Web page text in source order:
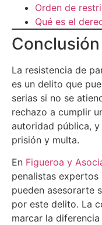
Orden de
Qué es el
Conclusión
La resistencia de
es un delito que
serias si no se
rechazo a cumplir
autoridad pública, y
prisión y multa.
En Figueroa y
penalistas
pueden asesorarte
por este delito. La
marcar la